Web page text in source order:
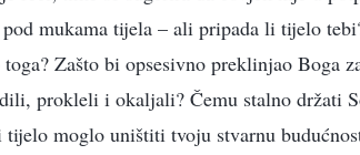
mukama tijela – ali pripada li tijelo
Zašto bi opsesivno preklinjao Boga
prokleli i okaljali? Čemu stalno držati
moglo uništiti tvoju stvarnu